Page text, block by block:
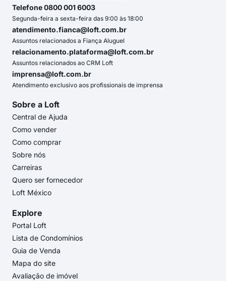
Telefone 0800 001 6003
Segunda-feira a sexta-feira das 9:00 às 18:00
atendimento.fianca@loft.com.br
Assuntos relacionados a Fiança Aluguel
relacionamento.plataforma@loft.com.br
Assuntos relacionados ao CRM Loft
imprensa@loft.com.br
Atendimento exclusivo aos profissionais de imprensa
Sobre a Loft
Central de Ajuda
Como vender
Como comprar
Sobre nós
Carreiras
Quero ser fornecedor
Loft México
Explore
Portal Loft
Lista de Condomínios
Guia de Venda
Mapa do site
Avaliação de imóvel